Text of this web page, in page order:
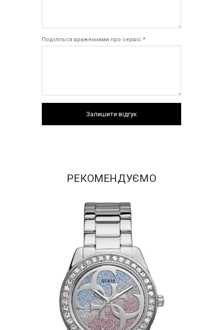
Поділіться враженнями про сервіс *
Залишити відгук
РЕКОМЕНДУЄМО